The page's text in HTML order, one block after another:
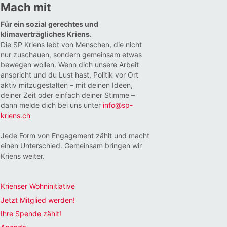
Mach mit
Für ein sozial gerechtes und
klimaverträgliches Kriens.
Die SP Kriens lebt von Menschen, die nicht
nur zuschauen, sondern gemeinsam etwas
bewegen wollen. Wenn dich unsere Arbeit
anspricht und du Lust hast, Politik vor Ort
aktiv mitzugestalten – mit deinen Ideen,
deiner Zeit oder einfach deiner Stimme –
dann melde dich bei uns unter info@sp-
kriens.ch
Jede Form von Engagement zählt und macht
einen Unterschied. Gemeinsam bringen wir
Kriens weiter.
Krienser Wohninitiative
Jetzt Mitglied werden!
Ihre Spende zählt!